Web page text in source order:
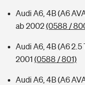
Audi A6, 4B (A6
ab 2002(0588 /
Audi A6, 4B (A6 2.5
2001 (0588 / 801)
Audi A6, 4B (A6